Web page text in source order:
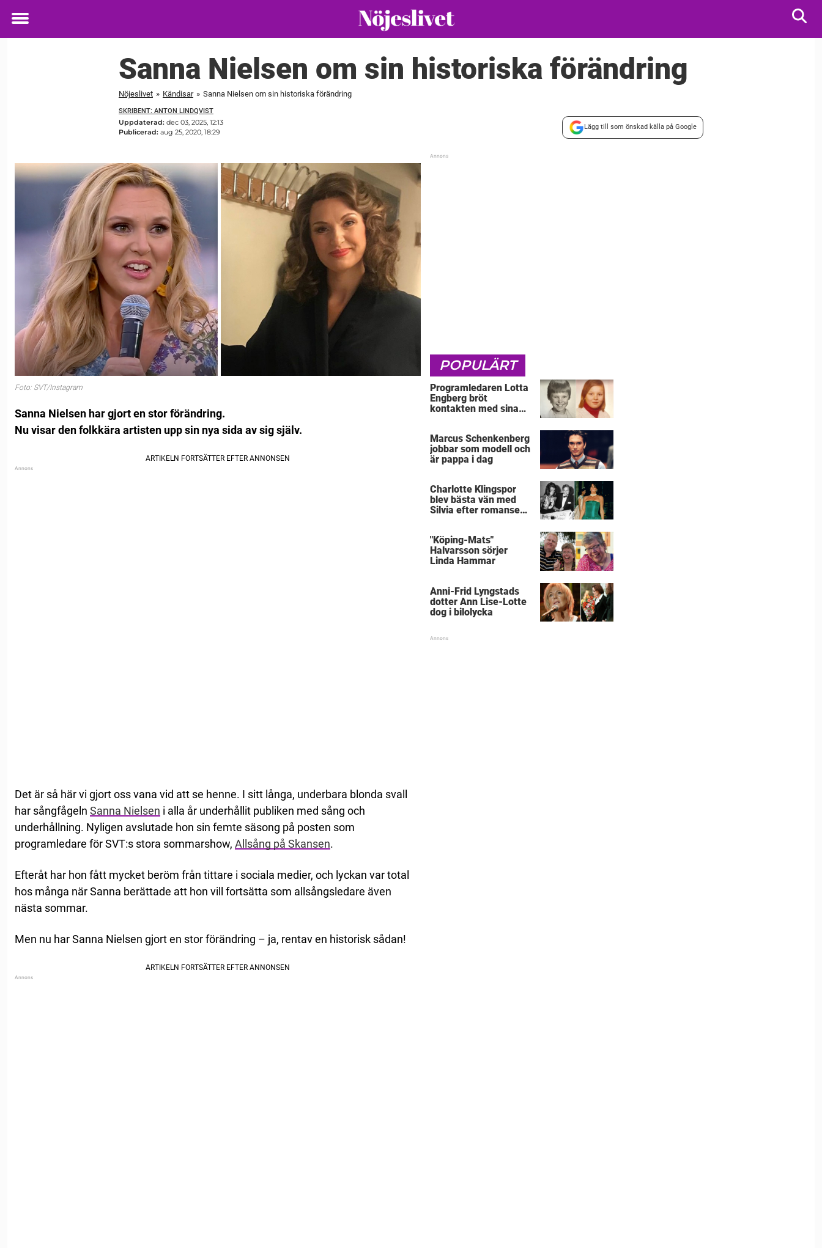
Toggle
Sanna Nielsen om sin historiska förändring
Nöjeslivet » Kändisar » Sanna Nielsen om sin historiska förändring
SKRIBENT: ANTON LINDQVIST
Uppdaterad: dec 03, 2025, 12:13
Publicerad: aug 25, 2020, 18:29
Lägg till som önskad källa på Google
Foto: SVT/Instagram
Sanna Nielsen har gjort en stor förändring.
Nu visar den folkkära artisten upp sin nya sida av sig själv.
Det är så här vi gjort oss vana vid att se henne. I sitt långa, underbara blonda svall
har sångfågeln Sanna Nielsen i alla år underhållit publiken med sång och
underhållning. Nyligen avslutade hon sin femte säsong på posten som
programledare för SVT:s stora sommarshow, Allsång på Skansen.
Efteråt har hon fått mycket beröm från tittare i sociala medier, och lyckan var total
hos många när Sanna berättade att hon vill fortsätta som allsångsledare även
nästa sommar.
Men nu har Sanna Nielsen gjort en stor förändring – ja, rentav en historisk sådan!
POPULÄRT
Programledaren Lotta
Engberg bröt
kontakten med sina
Marcus Schenkenberg
jobbar som modell och
är pappa i dag
Charlotte Klingspor
blev bästa vän med
Silvia efter romansen
"Köping-Mats"
Halvarsson sörjer
Linda Hammar
Anni-Frid Lyngstads
dotter Ann Lise-Lotte
dog i bilolycka